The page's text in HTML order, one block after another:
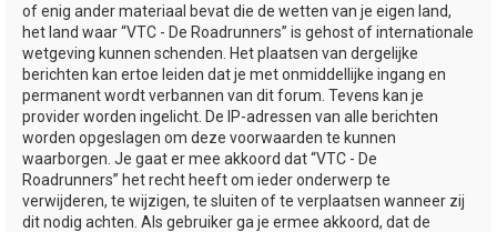
of enig ander materiaal bevat die de wetten van je eigen land,
het land waar “VTC - De Roadrunners” is gehost of internationale
wetgeving kunnen schenden. Het plaatsen van dergelijke
berichten kan ertoe leiden dat je met onmiddellijke ingang en
permanent wordt verbannen van dit forum. Tevens kan je
provider worden ingelicht. De IP-adressen van alle berichten
worden opgeslagen om deze voorwaarden te kunnen
waarborgen. Je gaat er mee akkoord dat “VTC - De
Roadrunners” het recht heeft om ieder onderwerp te
verwijderen, te wijzigen, te sluiten of te verplaatsen wanneer zij
dit nodig achten. Als gebruiker ga je ermee akkoord, dat de